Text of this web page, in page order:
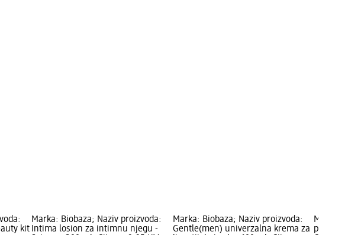
kit
Marka: Biobaza; Naziv proizvoda:
Intima losion za intimnu njegu -
Marka: Biobaza; Naziv proizvoda:
Gentle(men) univerzalna krema za
Marka:
proizvoda: